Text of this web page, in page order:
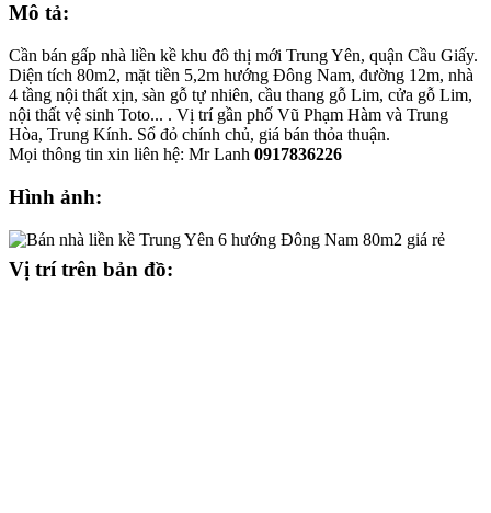
Mô tả:
Cần bán gấp nhà liền kề khu đô thị mới Trung Yên, quận Cầu Giấy.
Diện tích 80m2, mặt tiền 5,2m hướng Đông Nam, đường 12m, nhà
4 tầng nội thất xịn, sàn gỗ tự nhiên, cầu thang gỗ Lim, cửa gỗ Lim,
nội thất vệ sinh Toto... . Vị trí gần phố Vũ Phạm Hàm và Trung
Hòa, Trung Kính. Sổ đỏ chính chủ, giá bán thỏa thuận.
Mọi thông tin xin liên hệ: Mr Lanh 0917836226
Hình ảnh:
Vị trí trên bản đồ: